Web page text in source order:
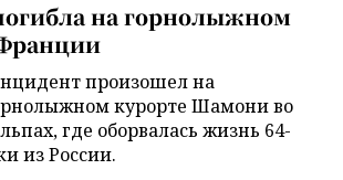
на горнолыжном
произошел на
курорте Шамони во
где оборвалась жизнь 64-
из России.